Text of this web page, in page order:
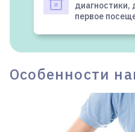
диагностики,
первое
Особенности